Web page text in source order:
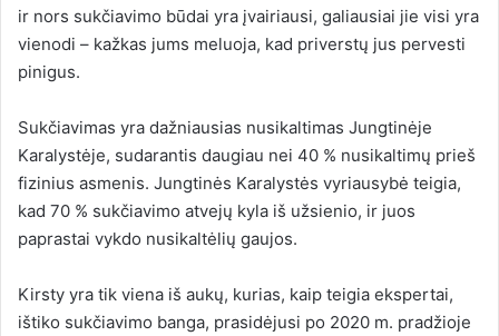
ir nors sukčiavimo būdai yra įvairiausi, galiausiai jie visi yra
vienodi – kažkas jums meluoja, kad priverstų jus pervesti
pinigus.
Sukčiavimas yra dažniausias nusikaltimas Jungtinėje
Karalystėje, sudarantis daugiau nei 40 % nusikaltimų prieš
fizinius asmenis. Jungtinės Karalystės vyriausybė teigia,
kad 70 % sukčiavimo atvejų kyla iš užsienio, ir juos
paprastai vykdo nusikaltėlių gaujos.
Kirsty yra tik viena iš aukų, kurias, kaip teigia ekspertai,
ištiko sukčiavimo banga, prasidėjusi po 2020 m. pradžioje